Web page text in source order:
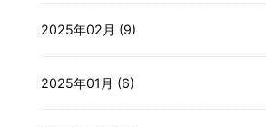
2025年02月 (9)
2025年01月 (6)